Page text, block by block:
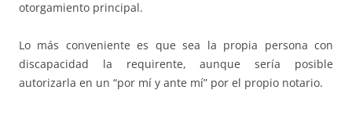
otorgamiento principal.
Lo más conveniente es que sea la propia persona con
discapacidad la requirente, aunque sería posible
autorizarla en un “por mí y ante mí” por el propio notario.